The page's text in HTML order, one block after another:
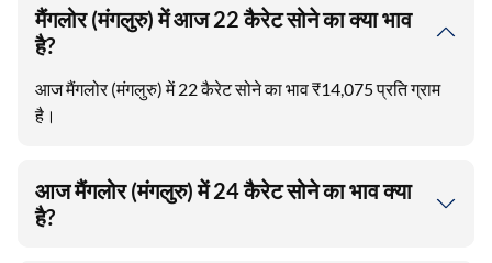
मैंगलोर (मंगलुरु) में आज 22 कैरेट सोने का क्या भाव
है?
आज मैंगलोर (मंगलुरु) में 22 कैरेट सोने का भाव ₹14,075 प्रति ग्राम
है।
आज मैंगलोर (मंगलुरु) में 24 कैरेट सोने का भाव क्या
है?